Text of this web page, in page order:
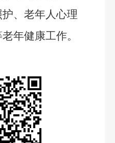
、老年人心理
年健康工作。